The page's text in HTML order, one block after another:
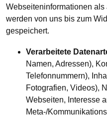
Webseiteninformationen
werden von uns bis zum
gespeichert.
Verarbeitete
Namen, Adressen),
Telefonnummern),
Fotografien, Videos),
Webseiten, Interesse
Meta-/